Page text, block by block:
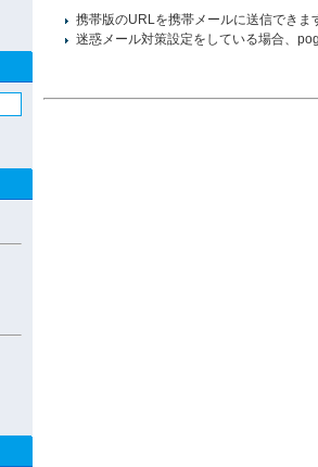
携帯版のURLを携帯メールに送信できま
迷惑メール対策設定をしている場合、